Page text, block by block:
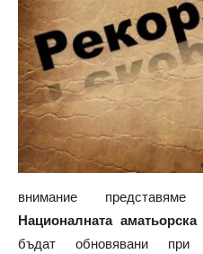
внимание
Националната
бъдат обновявани при